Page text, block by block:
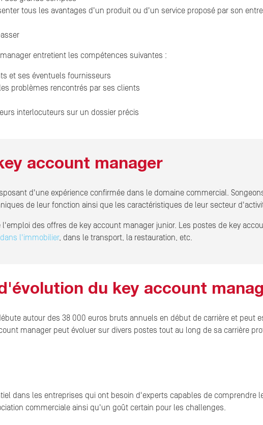
tous les avantages d'un produit ou d'un service proposé par son
entretient les compétences suivantes :
et ses éventuels fournisseurs
problèmes rencontrés par ses clients
interlocuteurs sur un dossier précis
account manager
d'une expérience confirmée dans le domaine commercial.
de leur fonction ainsi que les caractéristiques de leur secteur
des offres de key account manager junior. Les postes de key
l'immobilier, dans le transport, la restauration, etc.
du key account
autour des 38 000 euros bruts annuels en début de carrière et peut
manager peut évoluer sur divers postes tout au long de sa carrière
dans les entreprises qui ont besoin d'experts capables de comprendre
commerciale ainsi qu'un goût certain pour les challenges.